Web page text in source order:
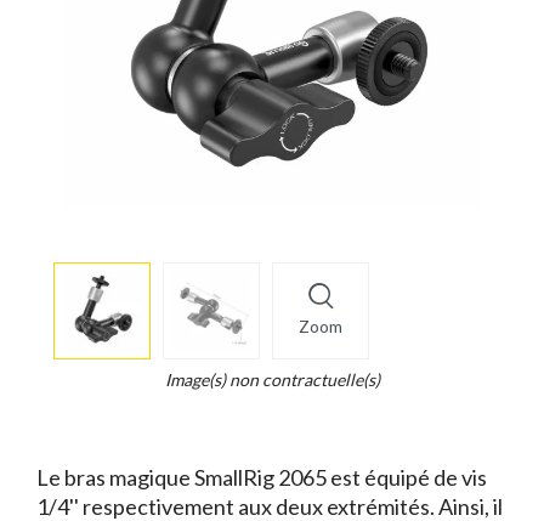
Zoom
info
Legend...
Image(s) non contractuelle(s)
Le bras magique SmallRig 2065 est équipé de vis
1/4'' respectivement aux deux extrémités. Ainsi, il